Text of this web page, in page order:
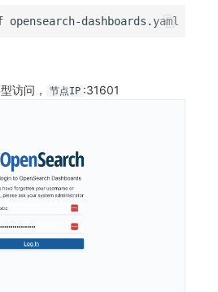
访问， 节点IP :31601